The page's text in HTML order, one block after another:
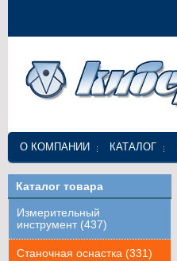
О КОМПАНИИ КАТАЛОГ
Каталог товара
Измерительный
инструмент (437)
Станочная оснастка (331)